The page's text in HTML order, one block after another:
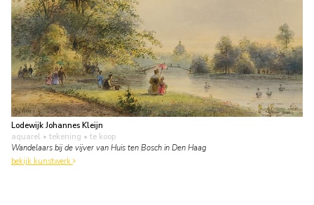
Lodewijk Johannes Kleijn
aquarel • tekening • te koop
Wandelaars bij de vijver van Huis ten Bosch in Den Haag
bekijk kunstwerk